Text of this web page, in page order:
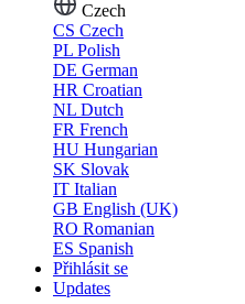
Czech
CS Czech
PL Polish
DE German
HR Croatian
NL Dutch
FR French
HU Hungarian
SK Slovak
IT Italian
GB English (UK)
RO Romanian
ES Spanish
Přihlásit se
Updates